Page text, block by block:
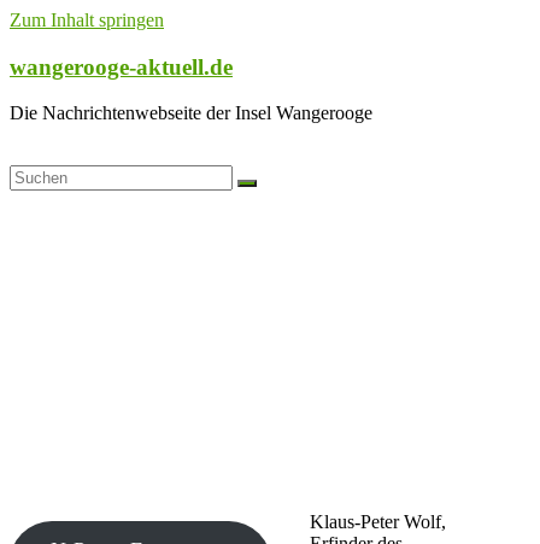
Zum Inhalt springen
wangerooge-aktuell.de
Die Nachrichtenwebseite der Insel Wangerooge
Klaus-Peter Wolf,